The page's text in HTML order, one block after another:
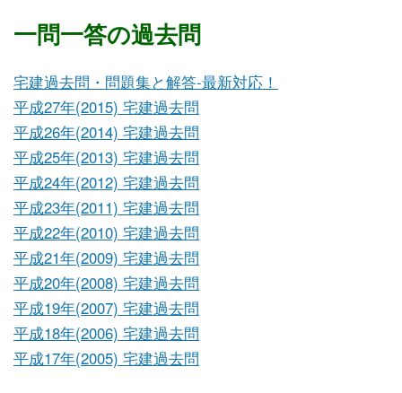
一問一答の過去問
宅建過去問・問題集と解答-最新対応！
平成27年(2015) 宅建過去問
平成26年(2014) 宅建過去問
平成25年(2013) 宅建過去問
平成24年(2012) 宅建過去問
平成23年(2011) 宅建過去問
平成22年(2010) 宅建過去問
平成21年(2009) 宅建過去問
平成20年(2008) 宅建過去問
平成19年(2007) 宅建過去問
平成18年(2006) 宅建過去問
平成17年(2005) 宅建過去問